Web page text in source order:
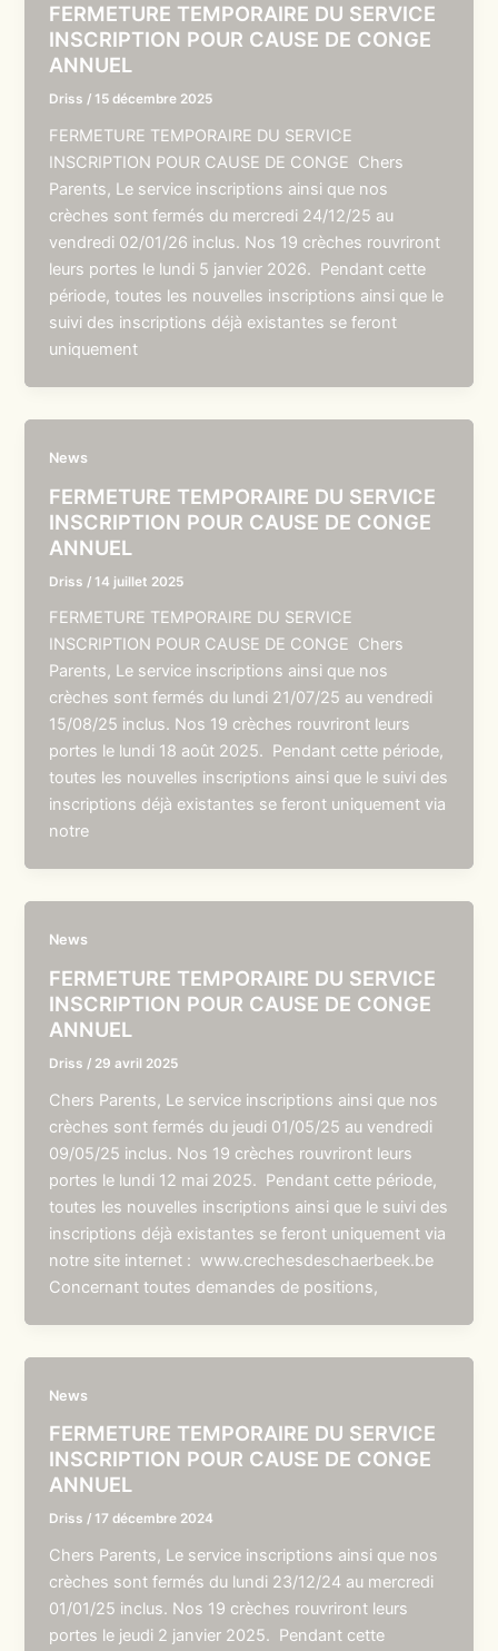
FERMETURE TEMPORAIRE DU SERVICE
INSCRIPTION POUR CAUSE DE CONGE
ANNUEL
Driss /15 décembre 2025
FERMETURE TEMPORAIRE DU SERVICE
INSCRIPTION POUR CAUSE DE CONGE Chers
Parents, Le service inscriptions ainsi que nos
crèches sont fermés du mercredi 24/12/25 au
vendredi 02/01/26 inclus. Nos 19 crèches rouvriront
leurs portes le lundi 5 janvier 2026. Pendant cette
période, toutes les nouvelles inscriptions ainsi que le
suivi des inscriptions déjà existantes se feront
uniquement
News
FERMETURE TEMPORAIRE DU SERVICE
INSCRIPTION POUR CAUSE DE CONGE
ANNUEL
Driss /14 juillet 2025
FERMETURE TEMPORAIRE DU SERVICE
INSCRIPTION POUR CAUSE DE CONGE Chers
Parents, Le service inscriptions ainsi que nos
crèches sont fermés du lundi 21/07/25 au vendredi
15/08/25 inclus. Nos 19 crèches rouvriront leurs
portes le lundi 18 août 2025. Pendant cette période,
toutes les nouvelles inscriptions ainsi que le suivi des
inscriptions déjà existantes se feront uniquement via
notre
News
FERMETURE TEMPORAIRE DU SERVICE
INSCRIPTION POUR CAUSE DE CONGE
ANNUEL
Driss / 29 avril 2025
Chers Parents, Le service inscriptions ainsi que nos
crèches sont fermés du jeudi 01/05/25 au vendredi
09/05/25 inclus. Nos 19 crèches rouvriront leurs
portes le lundi 12 mai 2025. Pendant cette période,
toutes les nouvelles inscriptions ainsi que le suivi des
inscriptions déjà existantes se feront uniquement via
notre site internet : www.crechesdeschaerbeek.be
Concernant toutes demandes de positions,
News
FERMETURE TEMPORAIRE DU SERVICE
INSCRIPTION POUR CAUSE DE CONGE
ANNUEL
Driss /17 décembre 2024
Chers Parents, Le service inscriptions ainsi que nos
crèches sont fermés du lundi 23/12/24 au mercredi
01/01/25 inclus. Nos 19 crèches rouvriront leurs
portes le jeudi 2 janvier 2025. Pendant cette